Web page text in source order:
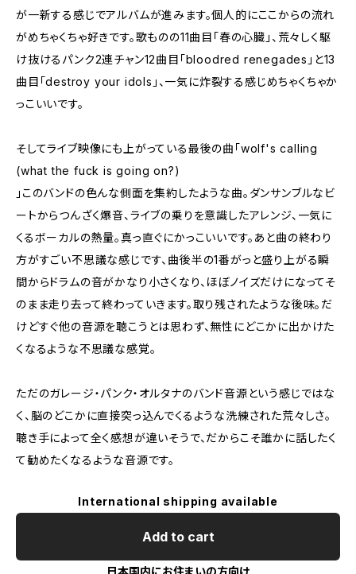
が一新する感じでアルバムが進みます。個人的にここからの流れ
がめちゃくちゃ好きです。歌ものの11曲目「春の心臓」、荒々しく駆
け抜けるパンク2連チャン12曲目「bloodred renegades」と13
曲目「destroy your idols」、一気に炸裂する感じめちゃくちゃか
っこいいです。
そしてライブ映像にも上がっている最後の曲「wolf's calling
(what the fuck is going on?)
」このバンドの色んな側面を集約したような曲。ダンサンブルなビ
ートからつんざく爆音、ライブの乗りを意識したアレンジ、一気に
くるボーカルの熱量。真っ直ぐにかっこいいです。あと曲の終わり
方がすごい不思議な感じです、曲後半の1番がっと盛り上がる瞬
間からドラムの音がかなり小さくなり、ほぼノイズだけになってそ
のまま走り去って終わっていきます。取り残されたような後味。だ
けどすぐ他の音源を聴こうとは思わず、無性にどこかに出かけた
くなるような不思議な感覚。
ただのガレージ・パンク・オルタナのバンド音源という感じではな
く、脳のどこかに直接突っ込んでくるような洗練された荒々しさ。
聴き手によって全く感想が違いそうで、だからこそ誰かに話したく
て勧めたくなるような音源です。
International shipping available
Add to cart
日本国内にお住まいの方向け